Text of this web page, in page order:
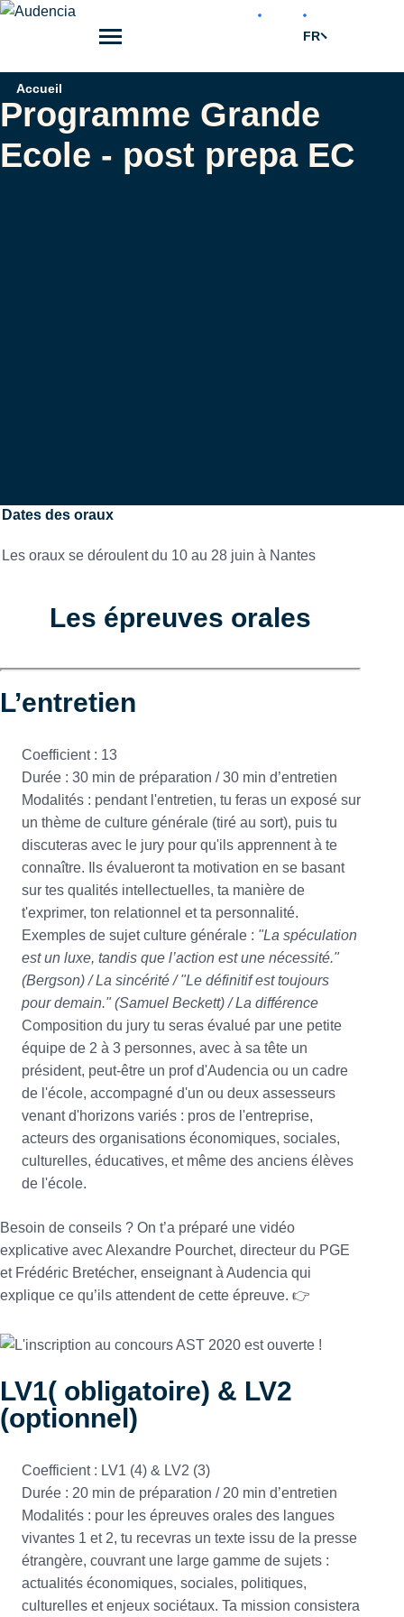
Aller
FR
d'Ariane
Accueil
Programme Grande
Ecole - post prepa EC
Dates des oraux
Les oraux se déroulent du 10 au 28 juin à Nantes
Les épreuves orales
L’entretien
Coefficient : 13
Durée : 30 min de préparation / 30 min d’entretien
Modalités : pendant l'entretien, tu feras un exposé sur
un thème de culture générale (tiré au sort), puis tu
discuteras avec le jury pour qu'ils apprennent à te
connaître. Ils évalueront ta motivation en se basant
sur tes qualités intellectuelles, ta manière de
t'exprimer, ton relationnel et ta personnalité.
Exemples de sujet culture générale : "La spéculation
est un luxe, tandis que l’action est une nécessité."
(Bergson) / La sincérité / "Le définitif est toujours
pour demain." (Samuel Beckett) / La différence
Composition du jury tu seras évalué par une petite
équipe de 2 à 3 personnes, avec à sa tête un
président, peut-être un prof d'Audencia ou un cadre
de l'école, accompagné d'un ou deux assesseurs
venant d'horizons variés : pros de l'entreprise,
acteurs des organisations économiques, sociales,
culturelles, éducatives, et même des anciens élèves
de l'école.
Besoin de conseils ? On t’a préparé une vidéo
explicative avec Alexandre Pourchet, directeur du PGE
et Frédéric Bretécher, enseignant à Audencia qui
explique ce qu’ils attendent de cette épreuve. 👉
LV1( obligatoire) & LV2
(optionnel)
Coefficient : LV1 (4) & LV2 (3)
Durée : 20 min de préparation / 20 min d’entretien
Modalités : pour les épreuves orales des langues
vivantes 1 et 2, tu recevras un texte issu de la presse
étrangère, couvrant une large gamme de sujets :
actualités économiques, sociales, politiques,
culturelles et enjeux sociétaux. Ta mission consistera